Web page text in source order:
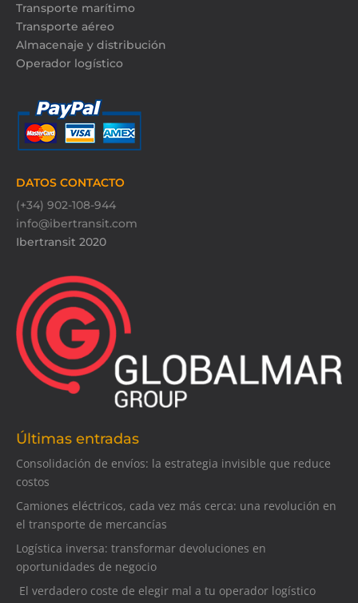
Transporte marítimo
Transporte aéreo
Almacenaje y distribución
Operador logístico
DATOS CONTACTO
(+34) 902-108-944
info@ibertransit.com
Ibertransit 2020
Últimas entradas
Consolidación de envíos: la estrategia invisible que reduce
costos
Camiones eléctricos, cada vez más cerca: una revolución en
el transporte de mercancías
Logística inversa: transformar devoluciones en
oportunidades de negocio
El verdadero coste de elegir mal a tu operador logístico